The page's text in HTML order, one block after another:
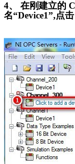
4、 在刚建立的
名“Device1”,点